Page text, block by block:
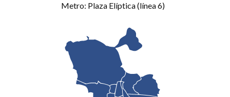
Metro: Plaza Elíptica (línea 6)